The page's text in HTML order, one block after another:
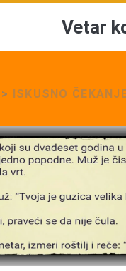
Vetar
> ISKUSNO